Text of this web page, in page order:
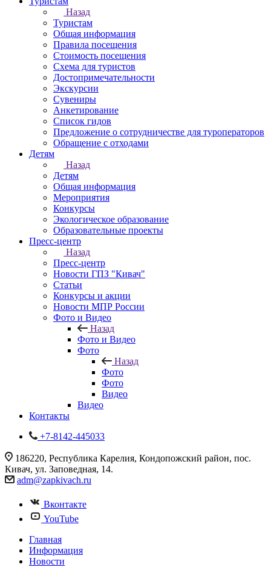
Назад
Туристам
Общая информация
Правила посещения
Стоимость посещения
Схема для туристов
Достопримечательности
Экскурсии
Сувениры
Анкетирование
Список гидов
Предложение о сотрудничестве для туроператоров
Обращение с отходами
Детям
Назад
Детям
Общая информация
Мероприятия
Конкурсы
Экологическое образование
Образовательные проекты
Пресс-центр
Назад
Пресс-центр
Новости ГПЗ "Кивач"
Статьи
Конкурсы и акции
Новости МПР России
Фото и Видео
Назад
Фото и Видео
Фото
Назад
Фото
Фото
Видео
Видео
Контакты
+7-8142-445033
186220, Республика Карелия, Кондопожский район, пос.
Кивач, ул. Заповедная, 14.
adm@zapkivach.ru
Вконтакте
YouTube
Главная
Информация
Новости